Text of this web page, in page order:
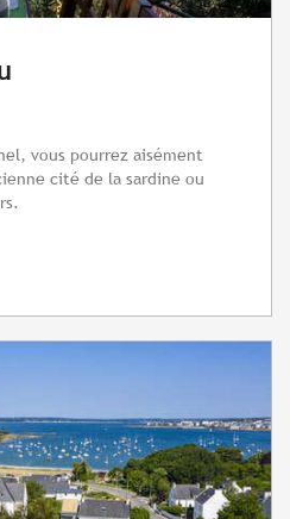
vous pourrez aisément
cité de la sardine ou